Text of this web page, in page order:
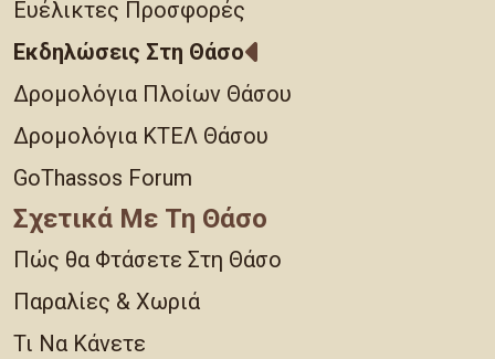
Ευέλικτες Προσφορές
Εκδηλώσεις Στη Θάσο
Δρομολόγια Πλοίων Θάσου
Δρομολόγια ΚΤΕΛ Θάσου
GoThassos Forum
Σχετικά Με Τη Θάσο
Πώς θα Φτάσετε Στη Θάσο
Παραλίες & Χωριά
Τι Να Κάνετε